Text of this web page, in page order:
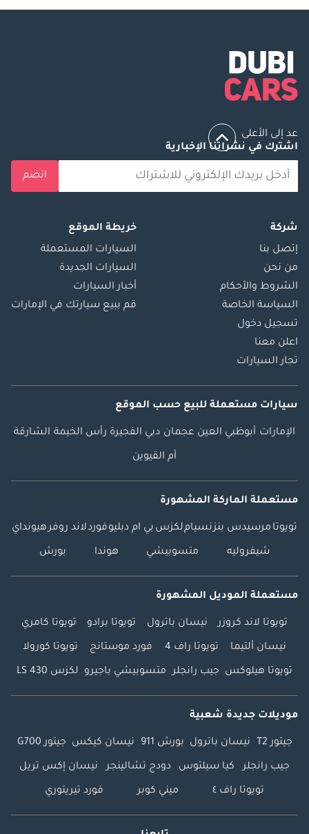
عد إلى الأعلى
اشترك في نشراتنا الإخبارية
انضم
شركة
إتصل بنا
من نحن
الشروط والأحكام
السياسة الخاصة
تسجيل دخول
اعلن معنا
تجار السيارات
خريطة الموقع
السيارات المستعملة
السيارات الجديدة
أخبار السيارات
قم ببيع سيارتك في الإمارات
سيارات مستعملة للبيع حسب الموقع
الإمارات أبوظبي العين عجمان دبي الفجيرة رأس الخيمة الشارقة
أم القيوين
مستعملة الماركة المشهورة
تويوتا مرسيدس بنزنسياملكزس بي ام دبليوفوردلاند روفرهيونداي
شيفروليه متسوبيشي هوندا بورش
مستعملة الموديل المشهورة
تويوتا لاند كروزر نيسان باترول تويوتا برادو تويوتا كامري
نيسان ألتيما تويوتا راف 4 فورد موستانج تويوتا كورولا
تويوتا هيلوكس جيب رانجلر متسوبيشي باجيرو لكزس LS 430
موديلات جديدة شعبية
جيتور T2 نيسان باترول بورش 911 نيسان كيكس جيتور G700
جيب رانجلر كيا سيلتوس دودج تشالينجر نيسان إكس تريل
تويوتا راف ٤ ميني كوبر فورد تيريتوري